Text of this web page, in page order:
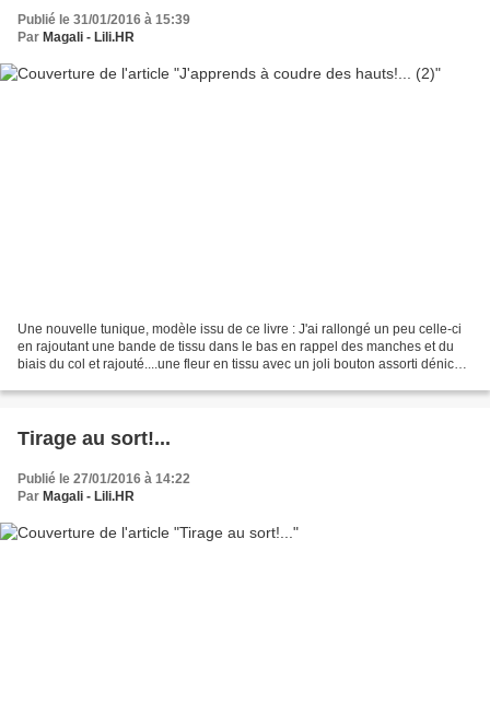
Publié le 31/01/2016 à 15:39
Par Magali - Lili.HR
Une nouvelle tunique, modèle issu de ce livre : J'ai rallongé un peu celle-ci
en rajoutant une bande de tissu dans le bas en rappel des manches et du
biais du col et rajouté....une fleur en tissu avec un joli bouton assorti déniché
Tirage au sort!...
Publié le 27/01/2016 à 14:22
Par Magali - Lili.HR